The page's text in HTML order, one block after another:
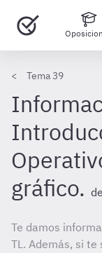
Tema 39
gráfico.
Te damos
TL. Además, si